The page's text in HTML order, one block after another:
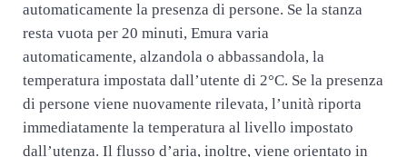
automaticamente la presenza di persone. Se la stanza
resta vuota per 20 minuti, Emura varia
automaticamente, alzandola o abbassandola, la
temperatura impostata dall’utente di 2°C. Se la presenza
di persone viene nuovamente rilevata, l’unità riporta
immediatamente la temperatura al livello impostato
dall’utenza. Il flusso d’aria, inoltre, viene orientato in